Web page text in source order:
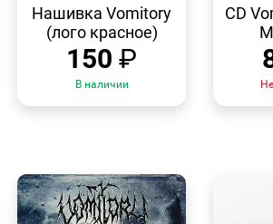
ПРОСМОТР
Нашивка Vomitory
(лого красное)
150 ₽
В наличии
CD